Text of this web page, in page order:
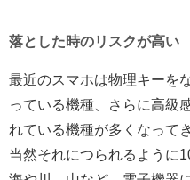
落とした時のリスクが高い
最近のスマホは物理キーを
っている機種、さらに高級
れている機種が多くなって
当然それにつられるように